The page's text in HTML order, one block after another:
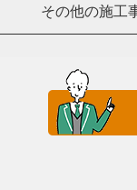
その他の施工